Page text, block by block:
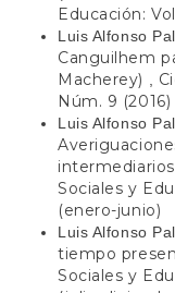
Educación:
Luis Alfonso
Canguilhem
Macherey) ,
Núm. 9 (2016)
Luis Alfonso
Sociales y
(enero-junio)
Luis Alfonso
tiempo
Sociales y